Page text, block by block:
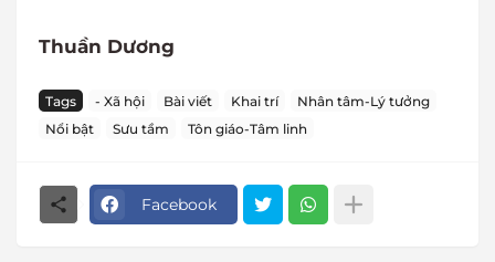
Thuần Dương
Tags - Xã hội Bài viết Khai trí
Nhân tâm-Lý tưởng
Nổi bật
Sưu tầm Tôn giáo-Tâm linh
Facebook